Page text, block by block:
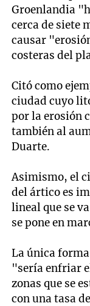
Groenlandia
cerca de siete
causar
costeras del
Citó como
ciudad cuyo
por la erosión
también al
Duarte.
Asimismo, el
del ártico es
lineal que se
se pone en
La única
"sería enfriar
zonas que se
con una tasa